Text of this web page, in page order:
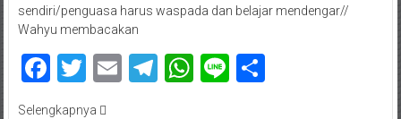
sendiri/penguasa harus waspada dan belajar mendengar//
Wahyu membacakan
Facebook
Twitter
EmailTelegram
WhatsApp
LineShare
Selengkapnya